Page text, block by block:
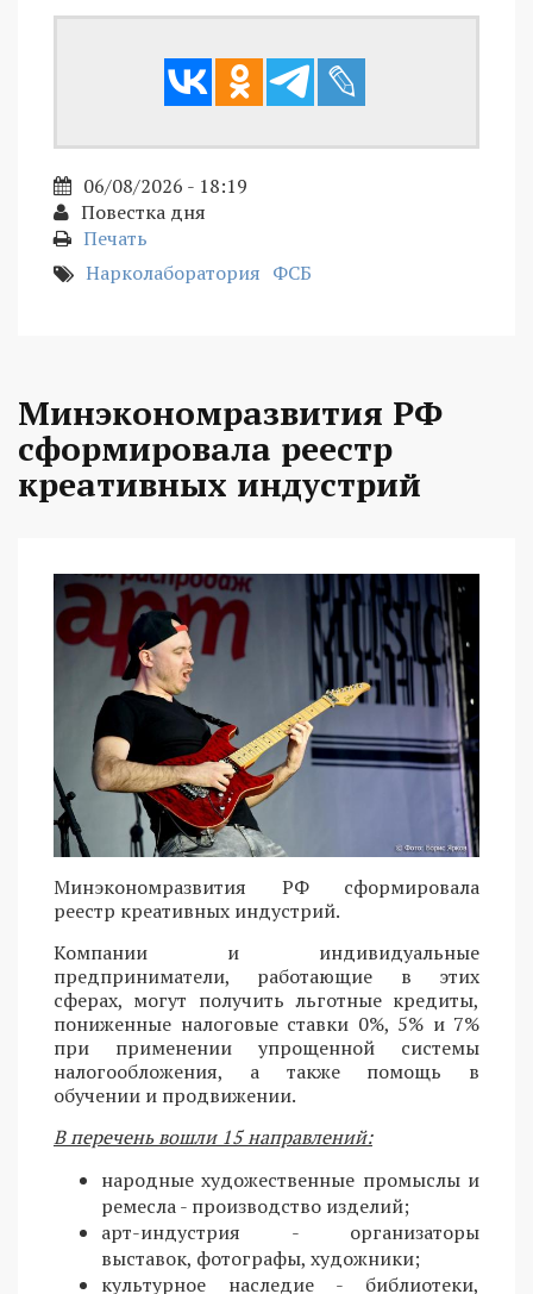
06/08/2026 - 18:19
Повестка дня
Печать
Нарколаборатория ФСБ
Минэкономразвития РФ
сформировала реестр
креативных индустрий
Минэкономразвития РФ сформировала
реестр креативных индустрий.
Компании и индивидуальные
предприниматели, работающие в этих
сферах, могут получить льготные кредиты,
пониженные налоговые ставки 0%, 5% и 7%
при применении упрощенной системы
налогообложения, а также помощь в
обучении и продвижении.
В перечень вошли 15 направлений:
народные художественные промыслы и
ремесла - производство изделий;
арт-индустрия - организаторы
выставок, фотографы, художники;
культурное наследие - библиотеки,